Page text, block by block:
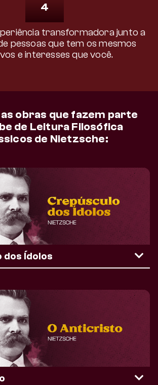
4
transformadora junto a
pessoas que tem os mesmos
e interesses que você.
obras que fazem parte
de Leitura Filosófica
de Nietzsche:
dos Ídolos